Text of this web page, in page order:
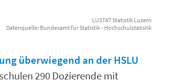
LUSTAT Statistik Luzern
Datenquelle: Bundesamt für Statistik - Hochschulstatistik
überwiegend an der HSLU
290 Dozierende mit